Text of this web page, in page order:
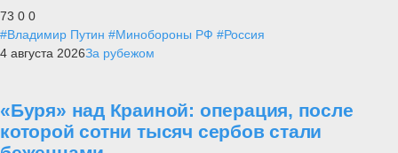
73 0 0
#Владимир Путин #Минобороны РФ #Россия
4 августа 2026За рубежом
«Буря» над Краиной: операция, после
которой сотни тысяч сербов стали